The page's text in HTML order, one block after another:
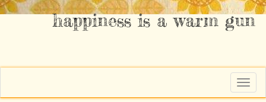
happiness is a warm gun
T
o
g